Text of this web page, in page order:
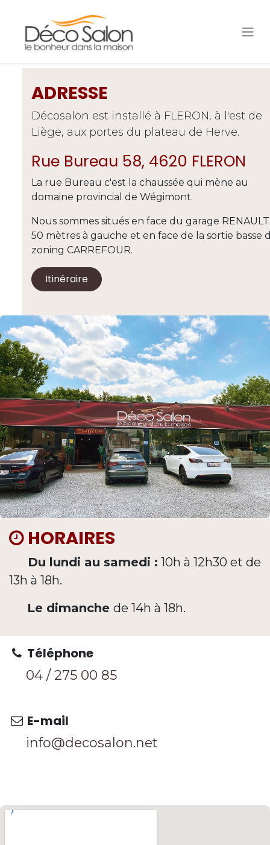
ADRESSE
Décosalon est installé à FLERON, à l'est de
Liège, aux portes du plateau de Herve.
Rue Bureau 58, 4620 FLERON
La rue Bureau c'est la chaussée qui mène au
domaine provincial de Wégimont.
Nous sommes situés en face du garage
50 mètres à gauche et en face de la sortie basse
zoning CARREFOUR.
Itinéraire
HORAIRES
Du lundi au samedi : 10h à 12h30 et de
13h à 18h.
Le dimanche de 14h à 18h.
Téléphone
04 / 275 00 85
E-mail
info@decosalon.net